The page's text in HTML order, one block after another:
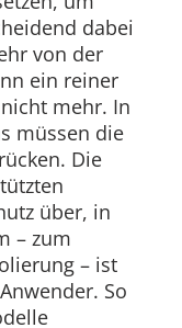
dabei
von der
ein reiner
mehr. In
müssen die
Die
über, in
– zum
– ist
So